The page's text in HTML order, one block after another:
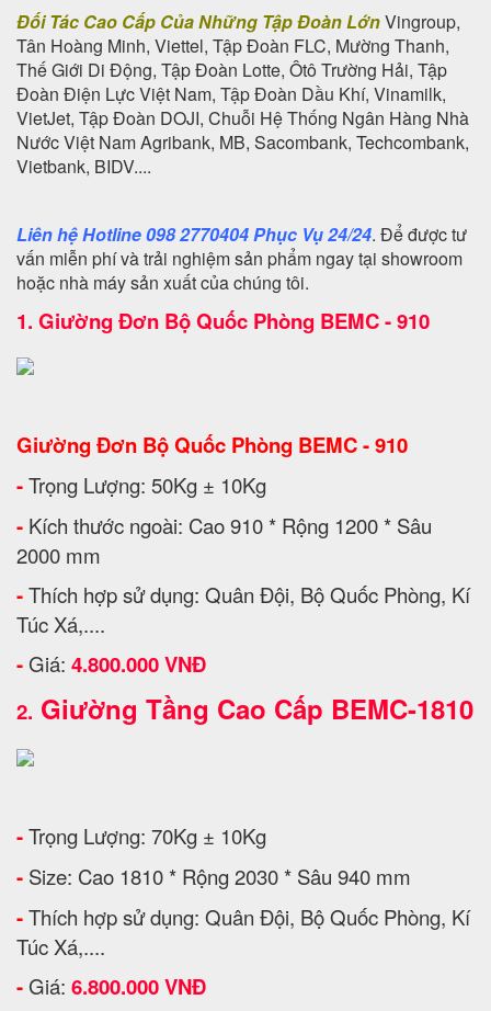
Đối Tác Cao Cấp Của Những Tập Đoàn LớnVingroup,
Tân Hoàng Minh, Viettel, Tập Đoàn FLC, Mường Thanh,
Thế Giới Di Động, Tập Đoàn Lotte, Ôtô Trường Hải, Tập
Đoàn Điện Lực Việt Nam, Tập Đoàn Dầu Khí, Vinamilk,
VietJet, Tập Đoàn DOJI, Chuỗi Hệ Thống Ngân Hàng Nhà
Nước Việt Nam Agribank, MB, Sacombank, Techcombank,
Vietbank, BIDV....
Liên hệ Hotline 098 2770404 Phục Vụ 24/24. Để được tư
vấn miễn phí và trải nghiệm sản phẩm ngay tại showroom
hoặc nhà máy sản xuất của chúng tôi.
1. Giường Đơn Bộ Quốc Phòng BEMC - 910
Giường Đơn Bộ Quốc Phòng BEMC - 910
-Trọng Lượng: 50Kg ± 10Kg
- Kích thước ngoài: Cao 910 * Rộng 1200 * Sâu
2000 mm
-Thích hợp sử dụng: Quân Đội, Bộ Quốc Phòng, Kí
Túc Xá,....
- Giá: 4.800.000 VNĐ
2. Giường Tầng Cao Cấp BEMC-1810
-Trọng Lượng: 70Kg ± 10Kg
- Size: Cao 1810 * Rộng 2030 * Sâu 940 mm
-Thích hợp sử dụng: Quân Đội, Bộ Quốc Phòng, Kí
Túc Xá,....
- Giá: 6.800.000 VNĐ